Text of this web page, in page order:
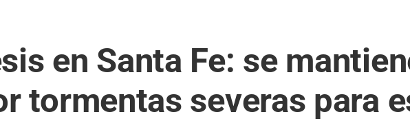
en Santa Fe: se
tormentas severas para